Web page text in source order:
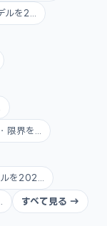
を2...
界を...
を202...
すべて見る →